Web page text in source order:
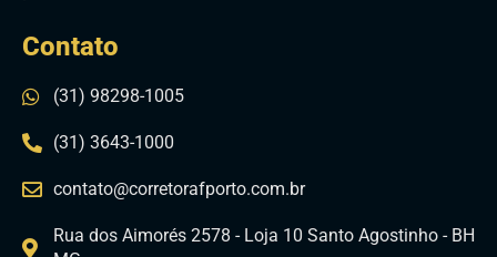
Contato
(31) 98298-1005
(31) 3643-1000
contato@corretorafporto.com.br
Rua dos Aimorés 2578 - Loja 10 Santo Agostinho - BH